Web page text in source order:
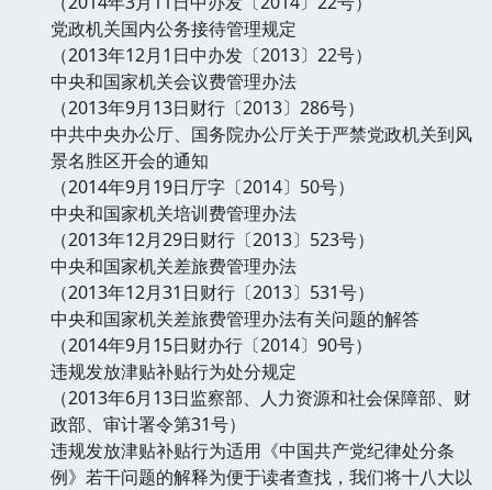
党政机关国内公务接待管理规定
（2013年12月1日中办发〔2013〕22号）
中央和国家机关会议费管理办法
（2013年9月13日财行〔2013〕286号）
中共中央办公厅、国务院办公厅关于严禁党政机关到风
景名胜区开会的通知
（2014年9月19日厅字〔2014〕50号）
中央和国家机关培训费管理办法
（2013年12月29日财行〔2013〕523号）
中央和国家机关差旅费管理办法
（2013年12月31日财行〔2013〕531号）
中央和国家机关差旅费管理办法有关问题的解答
（2014年9月15日财办行〔2014〕90号）
违规发放津贴补贴行为处分规定
（2013年6月13日监察部、人力资源和社会保障部、财
政部、审计署令第31号）
违规发放津贴补贴行为适用《中国共产党纪律处分条
例》若干问题的解释为便于读者查找，我们将十八大以